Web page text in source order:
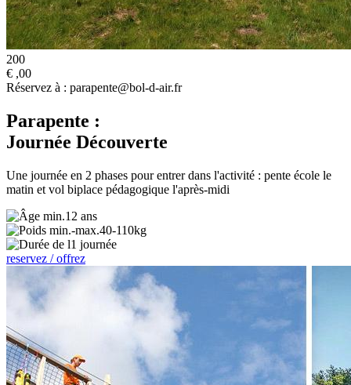
200
€ ,00
Réservez à : parapente@bol-d-air.fr
Parapente :
Journée Découverte
Une journée en 2 phases pour entrer dans l'activité : pente école le
matin et vol biplace pédagogique l'après-midi
12 ans
40-110kg
1 journée
reservez / offrez